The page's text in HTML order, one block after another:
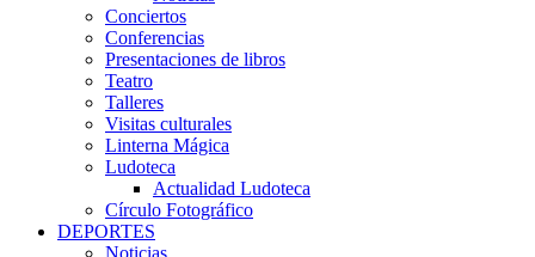
Conciertos
Conferencias
Presentaciones de libros
Teatro
Talleres
Visitas culturales
Linterna Mágica
Ludoteca
Actualidad Ludoteca
Círculo Fotográfico
DEPORTES
Noticias